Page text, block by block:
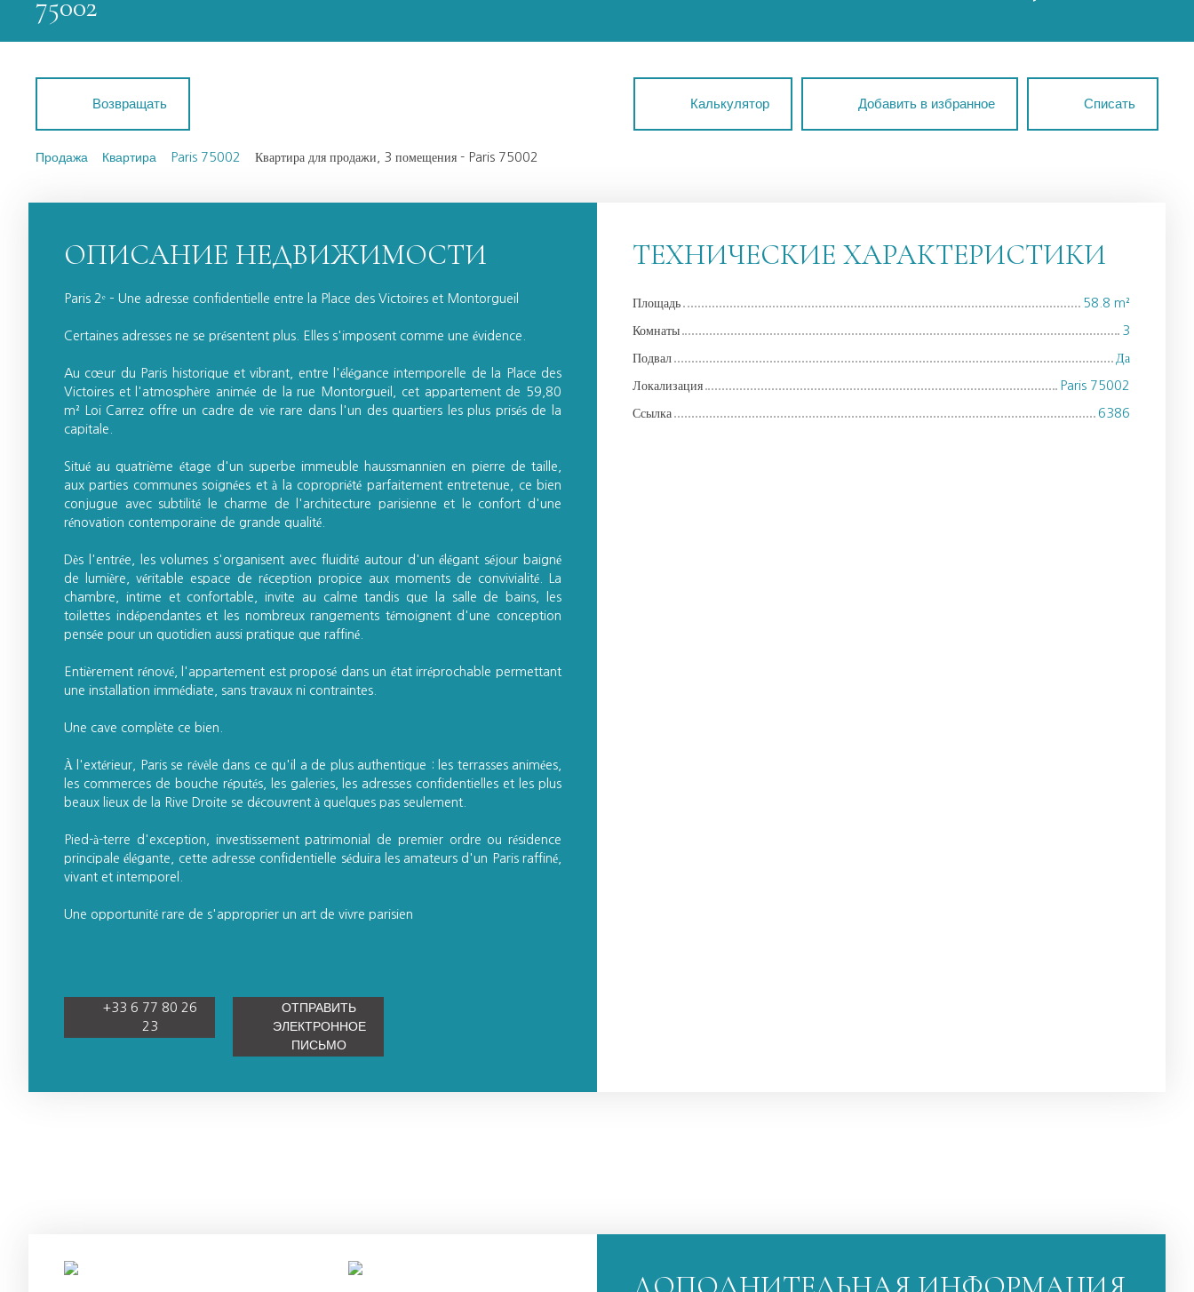
Возвращать Калькулятор Добавить в избранное Списать
Продажа Квартира Paris 75002 Квартира для продажи, 3 помещения - Paris 75002
ОПИСАНИЕ НЕДВИЖИМОСТИ
Paris 2ᵉ – Une adresse confidentielle entre la Place des Victoires et Montorgueil
Certaines adresses ne se présentent plus. Elles s'imposent comme une évidence.
Au cœur du Paris historique et vibrant, entre l'élégance intemporelle de la Place des
Victoires et l'atmosphère animée de la rue Montorgueil, cet appartement de 59,80
m² Loi Carrez offre un cadre de vie rare dans l'un des quartiers les plus prisés de la
capitale.
Situé au quatrième étage d'un superbe immeuble haussmannien en pierre de taille,
aux parties communes soignées et à la copropriété parfaitement entretenue, ce bien
conjugue avec subtilité le charme de l'architecture parisienne et le confort d'une
rénovation contemporaine de grande qualité.
Dès l'entrée, les volumes s'organisent avec fluidité autour d'un élégant séjour baigné
de lumière, véritable espace de réception propice aux moments de convivialité. La
chambre, intime et confortable, invite au calme tandis que la salle de bains, les
toilettes indépendantes et les nombreux rangements témoignent d'une conception
pensée pour un quotidien aussi pratique que raffiné.
Entièrement rénové, l'appartement est proposé dans un état irréprochable permettant
une installation immédiate, sans travaux ni contraintes.
Une cave complète ce bien.
À l'extérieur, Paris se révèle dans ce qu'il a de plus authentique : les terrasses animées,
les commerces de bouche réputés, les galeries, les adresses confidentielles et les plus
beaux lieux de la Rive Droite se découvrent à quelques pas seulement.
Pied-à-terre d'exception, investissement patrimonial de premier ordre ou résidence
principale élégante, cette adresse confidentielle séduira les amateurs d'un Paris raffiné,
vivant et intemporel.
Une opportunité rare de s'approprier un art de vivre parisien
+33 6 77 80 26
23
ОТПРАВИТЬ
ЭЛЕКТРОННОЕ
ПИСЬМО
ТЕХНИЧЕСКИЕ ХАРАКТЕРИСТИКИ
Площадь 58.8 m²
Комнаты 3
Подвал Да
Локализация Paris 75002
Ссылка 6386